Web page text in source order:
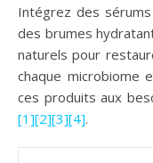
Intégrez des
des brumes
naturels pour
chaque microbiome
ces produits aux
[1][2][3][4].